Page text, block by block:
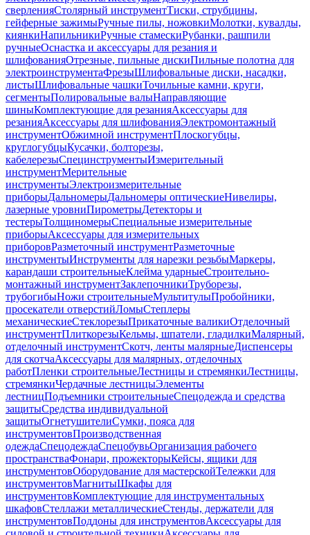
сверленияСтолярный инструментТиски, струбцины,
гейферные зажимыРучные пилы, ножовкиМолотки, кувалды,
киянкиНапильникиРучные стамескиРубанки, рашпили
ручныеОснастка и аксессуары для резания и
шлифованияОтрезные, пильные дискиПильные полотна для
электроинструментаФрезыШлифовальные диски, насадки,
листыШлифовальные чашкиТочильные камни, круги,
сегментыПолировальные валыНаправляющие
шиныКомплектующие для резанияАксессуары для
резанияАксессуары для шлифованияЭлектромонтажный
инструментОбжимной инструментПлоскогубцы,
круглогубцыКусачки, болторезы,
кабелерезыСпецинструментыИзмерительный
инструментМерительные
инструментыЭлектроизмерительные
приборыДальномерыДальномеры оптическиеНивелиры,
лазерные уровниПирометрыДетекторы и
тестерыТолщиномерыСпециальные измерительные
приборыАксессуары для измерительных
приборовРазметочный инструментРазметочные
инструментыИнструменты для нарезки резьбыМаркеры,
карандаши строительныеКлейма ударныеСтроительно-
монтажный инструментЗаклепочникиТруборезы,
трубогибыНожи строительныеМультитулыПробойники,
просекатели отверстийЛомыСтеплеры
механическиеСтеклорезыПрикаточные валикиОтделочный
инструментПлиткорезыКельмы, шпатели, гладилкиМалярный,
отделочный инструментСкотч, ленты малярныеДиспенсеры
для скотчаАксессуары для малярных, отделочных
работПленки строительныеЛестницы и стремянкиЛестницы,
стремянкиЧердачные лестницыЭлементы
лестницПодъемники строительныеСпецодежда и средства
защитыСредства индивидуальной
защитыОгнетушителиСумки, пояса для
инструментовПроизводственная
одеждаСпецодеждаСпецобувьОрганизация рабочего
пространстваФонари, прожекторыКейсы, ящики для
инструментовОборудование для мастерскойТележки для
инструментовМагнитыШкафы для
инструментовКомплектующие для инструментальных
шкафовСтеллажи металлическиеСтенды, держатели для
инструментовПоддоны для инструментовАксессуары для